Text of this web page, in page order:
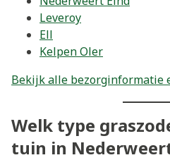
Leveroy
Ell
Kelpen Oler
Bekijk alle bezorginformatie
Welk type
tuin in